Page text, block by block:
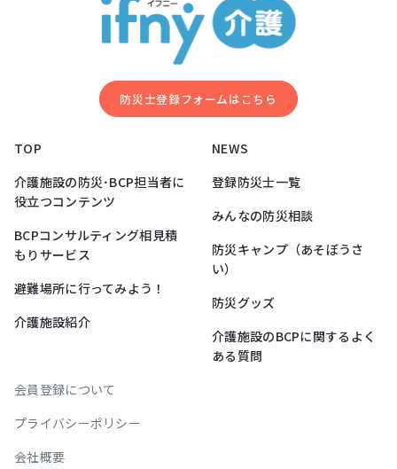
防災⼠登録フォームはこちら
TOP
介護施設の防災･BCP担当者に
役立つコンテンツ
BCPコンサルティング相見積
もりサービス
避難場所に行ってみよう！
介護施設紹介
NEWS
登録防災士一覧
みんなの防災相談
防災キャンプ（あそぼうさ
い）
防災グッズ
介護施設のBCPに関するよく
ある質問
会員登録について
プライバシーポリシー
会社概要